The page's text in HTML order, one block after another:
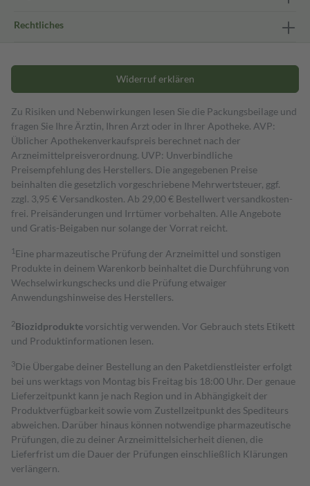
Rechtliches
Widerruf erklären
Zu Risiken und Nebenwirkungen lesen Sie die Packungsbeilage und
fragen Sie Ihre Ärztin, Ihren Arzt oder in Ihrer Apotheke. AVP:
Üblicher Apothekenverkaufspreis berechnet nach der
Arzneimittelpreisverordnung. UVP: Unverbindliche
Preisempfehlung des Herstellers. Die angegebenen Preise
beinhalten die gesetzlich vorgeschriebene Mehrwertsteuer, ggf.
zzgl. 3,95 € Versandkosten. Ab 29,00 € Bestell­wert versand­kosten­
frei. Preisänderungen und Irrtümer vorbehalten. Alle Angebote
und Gratis-Beigaben nur solange der Vorrat reicht.
1 Eine pharmazeutische Prüfung der Arzneimittel und sonstigen
Produkte in deinem Warenkorb beinhaltet die Durchführung von
Wechselwirkungschecks und die Prüfung etwaiger
Anwendungshinweise des Herstellers.
2Biozidproduktevorsichtig verwenden. Vor Gebrauch stets Etikett
und Produktinformationen lesen.
3Die Übergabe deiner Bestellung an den Paketdienstleister erfolgt
bei uns werktags von Montag bis Freitag bis 18:00 Uhr. Der genaue
Lieferzeitpunkt kann je nach Region und in Abhängigkeit der
Produktverfügbarkeit sowie vom Zustellzeitpunkt des Spediteurs
abweichen. Darüber hinaus können notwendige pharmazeutische
Prüfungen, die zu deiner Arzneimittelsicherheit dienen, die
Lieferfrist um die Dauer der Prüfungen einschließlich Klärungen
verlängern.